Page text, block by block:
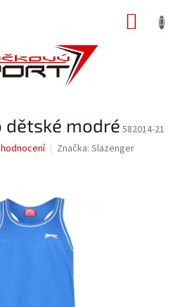
dětské modré 582014-21
Značka: Slazenger